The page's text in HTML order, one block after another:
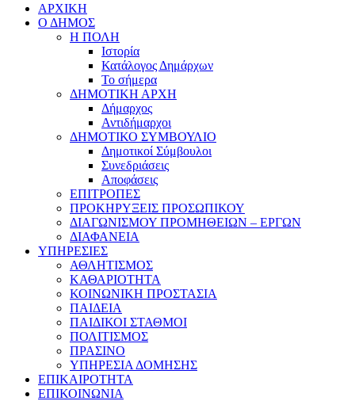
ΑΡΧΙΚΗ
Ο ΔΗΜΟΣ
Η ΠΟΛΗ
Ιστορία
Κατάλογος Δημάρχων
Το σήμερα
ΔΗΜΟΤΙΚΗ ΑΡΧΗ
Δήμαρχος
Αντιδήμαρχοι
ΔΗΜΟΤΙΚΟ ΣΥΜΒΟΥΛΙΟ
Δημοτικοί Σύμβουλοι
Συνεδριάσεις
Αποφάσεις
ΕΠΙΤΡΟΠΕΣ
ΠΡΟΚΗΡΥΞΕΙΣ ΠΡΟΣΩΠΙΚΟΥ
ΔΙΑΓΩΝΙΣΜΟΥ ΠΡΟΜΗΘΕΙΩΝ – ΕΡΓΩΝ
ΔΙΑΦΑΝΕΙΑ
ΥΠΗΡΕΣΙΕΣ
ΑΘΛΗΤΙΣΜΟΣ
ΚΑΘΑΡΙΟΤΗΤΑ
ΚΟΙΝΩΝΙΚΗ ΠΡΟΣΤΑΣΙΑ
ΠΑΙΔΕΙΑ
ΠΑΙΔΙΚΟΙ ΣΤΑΘΜΟΙ
ΠΟΛΙΤΙΣΜΟΣ
ΠΡΑΣΙΝΟ
ΥΠΗΡΕΣΙΑ ΔΟΜΗΣΗΣ
ΕΠΙΚΑΙΡΟΤΗΤΑ
ΕΠΙΚΟΙΝΩΝΙΑ